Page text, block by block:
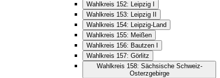
Wahlkreis 152: Leipzig I
Wahlkreis 153: Leipzig II
Wahlkreis 154: Leipzig-Land
Wahlkreis 155: Meißen
Wahlkreis 156: Bautzen I
Wahlkreis 157: Görlitz
Wahlkreis 158: Sächsische Schweiz-
Osterzgebirge